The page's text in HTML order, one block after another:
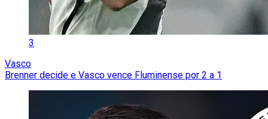
3
Vasco
Brenner decide e Vasco vence Fluminense por 2 a 1